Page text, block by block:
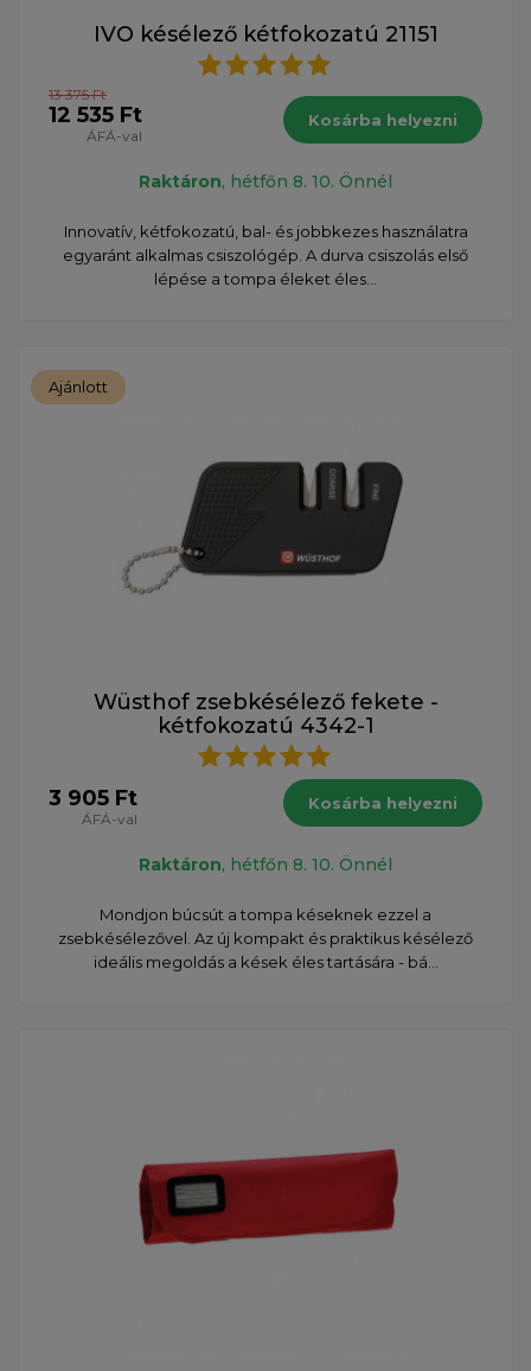
IVO késélező kétfokozatú 21151
13 375 Ft
12 535 Ft
ÁFÁ-val
Kosárba helyezni
Raktáron, hétfőn 8. 10. Önnél
Innovatív, kétfokozatú, bal- és jobbkezes használatra
egyaránt alkalmas csiszológép. A durva csiszolás első
lépése a tompa éleket éles...
Ajánlott
Wüsthof zsebkésélező fekete -
kétfokozatú 4342-1
3 905 Ft
ÁFÁ-val
Kosárba helyezni
Raktáron, hétfőn 8. 10. Önnél
Mondjon búcsút a tompa késeknek ezzel a
zsebkésélezővel. Az új kompakt és praktikus késélező
ideális megoldás a kések éles tartására - bá...